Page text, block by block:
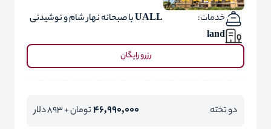
خدمات:
UALL با صبحانه نهار شام و نوشیدنی
land
رزرو رایگان
دو تخته 46,990,000تومان + 893 دلار